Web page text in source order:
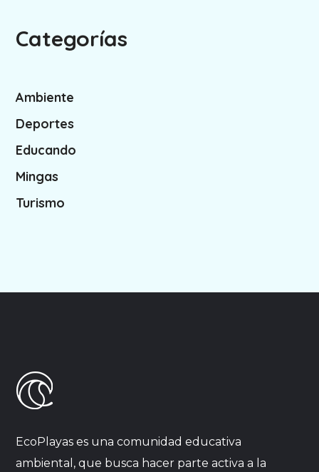
Categorías
Ambiente
Deportes
Educando
Mingas
Turismo
EcoPlayas es una comunidad educativa
ambiental, que busca hacer parte activa a la